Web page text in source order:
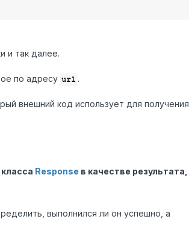
и так далее.
по адресу url .
внешний код использует для получения
Response в качестве результата,
выполнился ли он успешно, а